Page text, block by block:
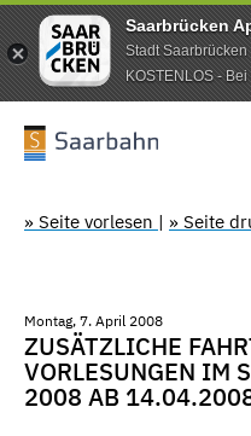
Saarbrücken
Stadt Saarbrücken
KOSTENLOS -
» Seite vorlesen | » Seite
Montag, 7. April 2008
ZUSÄTZLICHE
VORLESUNGEN IM
2008 AB